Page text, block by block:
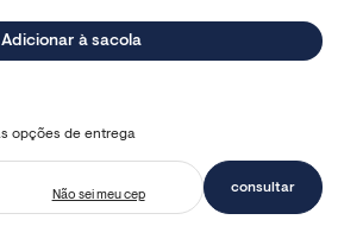
Adicionar à sacola